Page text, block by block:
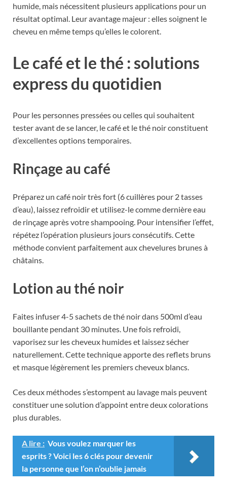
humide, mais nécessitent plusieurs applications pour un
résultat optimal. Leur avantage majeur : elles soignent le
cheveu en même temps qu’elles le colorent.
Le café et le thé : solutions
express du quotidien
Pour les personnes pressées ou celles qui souhaitent
tester avant de se lancer, le café et le thé noir constituent
d’excellentes options temporaires.
Rinçage au café
Préparez un café noir très fort (6 cuillères pour 2 tasses
d’eau), laissez refroidir et utilisez-le comme dernière eau
de rinçage après votre shampooing. Pour intensifier l’effet,
répétez l’opération plusieurs jours consécutifs. Cette
méthode convient parfaitement aux chevelures brunes à
châtains.
Lotion au thé noir
Faites infuser 4-5 sachets de thé noir dans 500ml d’eau
bouillante pendant 30 minutes. Une fois refroidi,
vaporisez sur les cheveux humides et laissez sécher
naturellement. Cette technique apporte des reflets bruns
et masque légèrement les premiers cheveux blancs.
Ces deux méthodes s’estompent au lavage mais peuvent
constituer une solution d’appoint entre deux colorations
plus durables.
A lire : Vous voulez marquer les
esprits ? Voici les 6 clés pour devenir
la personne que l’on n’oublie jamais